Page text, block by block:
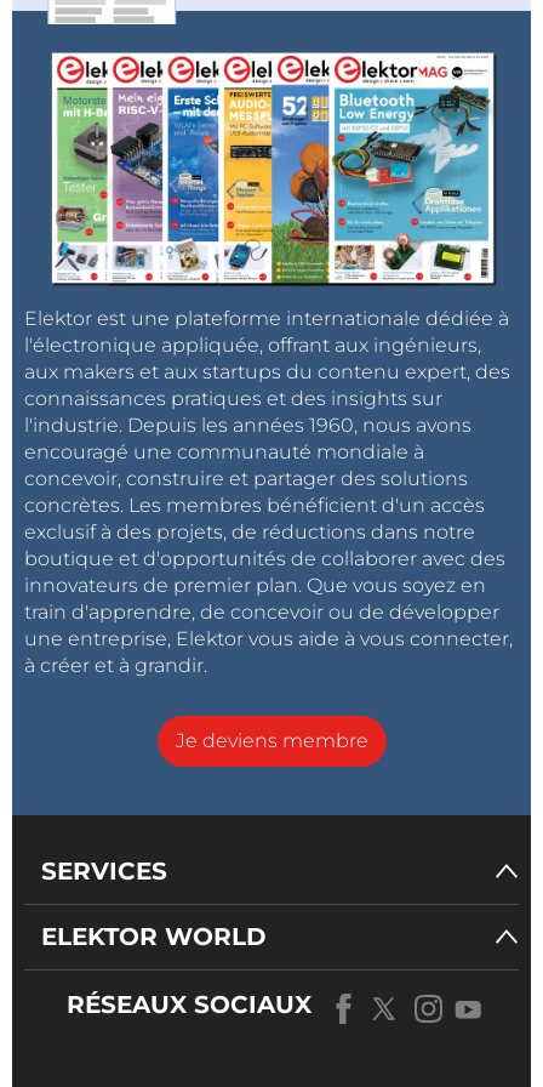
Convertisseurs de protocoles
Systèmes d’alimentation
Ne sous-estimez pas l’alimentation électrique, car
elle concerne chaque élément d’un système IIoT. La
fiabilité de l’alimentation électrique implique une
protection contre les surtensions et les surintensités,
la conversion du courant alternatif en courant
continu, des systèmes de surveillance, une
distribution propre et une batterie de secours.
Protection contre les surtensions
Blocs d’alimentation
Relais et commutateurs
Lire la suite >>>
Elektor est une plateforme internationale dédiée à
l'électronique appliquée, offrant aux ingénieurs,
aux makers et aux startups du contenu expert, des
connaissances pratiques et des insights sur
l'industrie. Depuis les années 1960, nous avons
encouragé une communauté mondiale à
concevoir, construire et partager des solutions
concrètes. Les membres bénéficient d'un accès
exclusif à des projets, de réductions dans notre
boutique et d'opportunités de collaborer avec des
innovateurs de premier plan. Que vous soyez en
train d'apprendre, de concevoir ou de développer
une entreprise, Elektor vous aide à vous connecter,
à créer et à grandir.
Je deviens membre
SERVICES
ELEKTOR WORLD
RÉSEAUX SOCIAUX